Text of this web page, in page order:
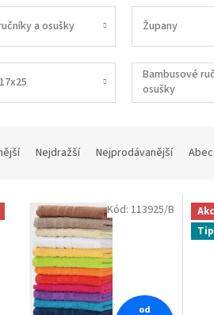
a osušky Župany
Bambusové
osušky
Nejdražší Nejprodávanější
od
Kód: 113925/B
Tip